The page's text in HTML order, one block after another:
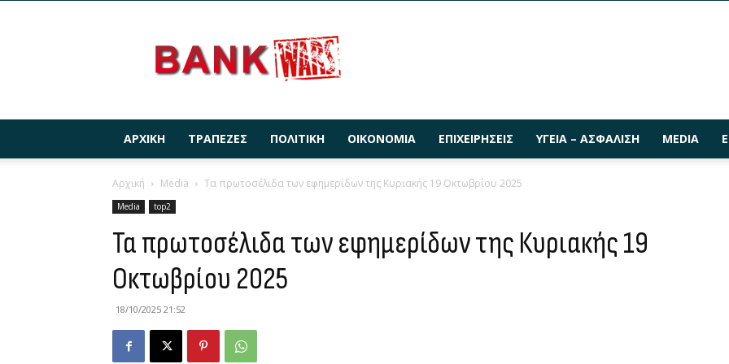
ΑΡΧΙΚΉ ΤΡΆΠΕΖΕΣ ΠΟΛΙΤΙΚΉ ΟΙΚΟΝΟΜΊΑ ΕΠΙΧΕΙΡΉΣΕΙΣ ΥΓΕΊΑ – ΑΣΦΆΛΙΣΗ MEDIA
Αρχική Media Τα πρωτοσέλιδα των εφημερίδων της Κυριακής 19 Οκτωβρίου 2025
Media top2
Τα πρωτοσέλιδα των εφημερίδων της Κυριακής 19
Οκτωβρίου 2025
18/10/2025 21:52